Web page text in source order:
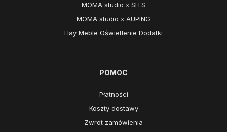
MOMA studio x SITS
MOMA studio x AUPING
Hay Meble Oświetlenie Dodatki
POMOC
Płatności
Koszty dostawy
Zwrot zamówienia